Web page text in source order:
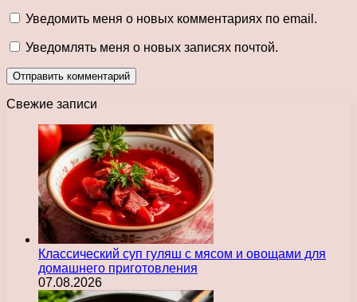
Уведомить меня о новых комментариях по email.
Уведомлять меня о новых записях почтой.
Свежие записи
Классический суп гуляш с мясом и овощами для
домашнего приготовления
07.08.2026